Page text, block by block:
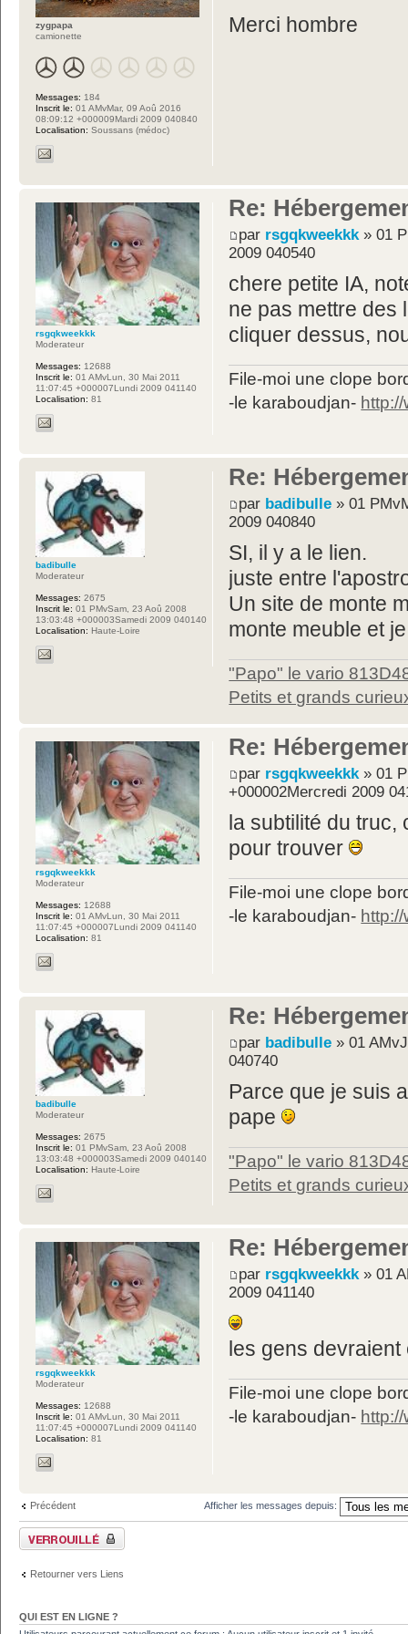
Merci hombre
zygpapa
camionette
Messages: 184
Inscrit le: 01 AMvMar, 09 Aoû 2016
08:09:12 +000009Mardi 2009 040840
Localisation: Soussans (médoc)
Re:
par rsgqkweekkk» 01
2009 040540
chere petite IA,
ne pas mettre des
cliquer dessus,
File-moi une clope
-le karaboudjan-
rsgqkweekkk
Moderateur
Messages: 12688
Inscrit le: 01 AMvLun, 30 Mai 2011
11:07:45 +000007Lundi 2009 041140
Localisation: 81
Re:
par badibulle » 01
2009 040840
SI, il y a le lien.
juste entre
Un site de monte
monte meuble et
"Papo" le vario
Petits et grands
badibulle
Moderateur
Messages: 2675
Inscrit le: 01 PMvSam, 23 Aoû 2008
13:03:48 +000003Samedi 2009 040140
Localisation: Haute-Loire
Re:
par rsgqkweekkk» 01
+000002Mercredi 2009
la subtilité du
pour trouver
File-moi une clope
-le karaboudjan-
rsgqkweekkk
Moderateur
Messages: 12688
Inscrit le: 01 AMvLun, 30 Mai 2011
11:07:45 +000007Lundi 2009 041140
Localisation: 81
Re:
par badibulle » 01
040740
Parce que je suis
pape
"Papo" le vario
Petits et grands
badibulle
Moderateur
Messages: 2675
Inscrit le: 01 PMvSam, 23 Aoû 2008
13:03:48 +000003Samedi 2009 040140
Localisation: Haute-Loire
Re:
par rsgqkweekkk» 01
2009 041140
les gens
File-moi une clope
-le karaboudjan-
rsgqkweekkk
Moderateur
Messages: 12688
Inscrit le: 01 AMvLun, 30 Mai 2011
11:07:45 +000007Lundi 2009 041140
Localisation: 81
Précédent Afficher les messages depuis:
Sujet verrouillé
Retourner vers Liens
QUI EST EN LIGNE ?